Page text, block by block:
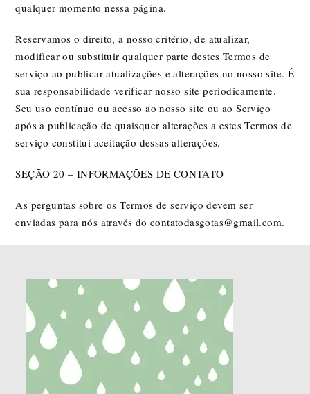
qualquer momento nessa página.
Reservamos o direito, a nosso critério, de atualizar,
modificar ou substituir qualquer parte destes Termos de
serviço ao publicar atualizações e alterações no nosso site. É
sua responsabilidade verificar nosso site periodicamente.
Seu uso contínuo ou acesso ao nosso site ou ao Serviço
após a publicação de quaisquer alterações a estes Termos de
serviço constitui aceitação dessas alterações.
SEÇÃO 20 – INFORMAÇÕES DE CONTATO
As perguntas sobre os Termos de serviço devem ser
enviadas para nós através do contatodasgotas@gmail.com.